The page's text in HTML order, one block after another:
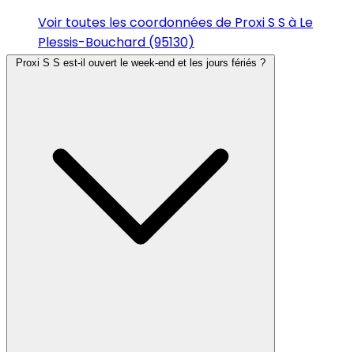
Voir toutes les coordonnées de Proxi S S à Le
Plessis-Bouchard (95130)
Proxi S S est-il ouvert le week-end et les jours fériés ?